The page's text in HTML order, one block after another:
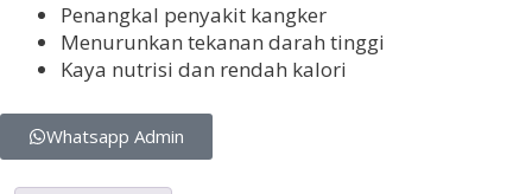
Penangkal penyakit kangker
Menurunkan tekanan darah tinggi
Kaya nutrisi dan rendah kalori
Whatsapp Admin